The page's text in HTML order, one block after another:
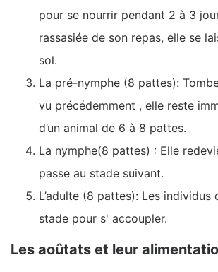
pour se nourrir pendant 2 à 3
rassasiée de son repas, elle se
sol.
La pré-nymphe (8 pattes):
vu précédemment , elle reste
d’un animal de 6 à 8 pattes.
La nymphe(8 pattes) : Elle
passe au stade suivant.
L’adulte (8 pattes): Les
stade pour s' accoupler.
Les aoûtats et leur